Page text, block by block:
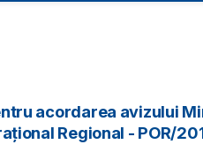
acordarea avizului
Regional - POR/